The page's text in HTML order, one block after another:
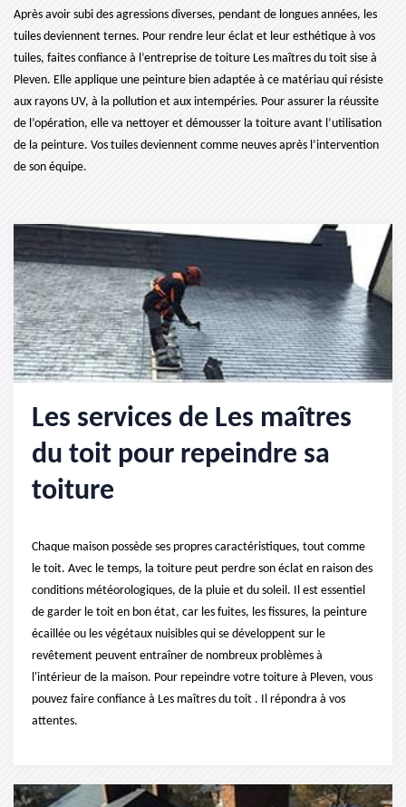
Après avoir subi des agressions diverses, pendant de longues années, les
tuiles deviennent ternes. Pour rendre leur éclat et leur esthétique à vos
tuiles, faites confiance à l’entreprise de toiture Les maîtres du toit sise à
Pleven. Elle applique une peinture bien adaptée à ce matériau qui résiste
aux rayons UV, à la pollution et aux intempéries. Pour assurer la réussite
de l’opération, elle va nettoyer et démousser la toiture avant l’utilisation
de la peinture. Vos tuiles deviennent comme neuves après l’intervention
de son équipe.
Les services de Les maîtres
du toit pour repeindre sa
toiture
Chaque maison possède ses propres caractéristiques, tout comme
le toit. Avec le temps, la toiture peut perdre son éclat en raison des
conditions météorologiques, de la pluie et du soleil. Il est essentiel
de garder le toit en bon état, car les fuites, les fissures, la peinture
écaillée ou les végétaux nuisibles qui se développent sur le
revêtement peuvent entraîner de nombreux problèmes à
l'intérieur de la maison. Pour repeindre votre toiture à Pleven, vous
pouvez faire confiance à Les maîtres du toit . Il répondra à vos
attentes.